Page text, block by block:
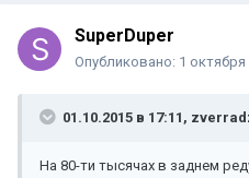
SuperDuper
Опубликовано: 1 октября
01.10.2015 в 17:11,
На 80-ти тысячах в заднем